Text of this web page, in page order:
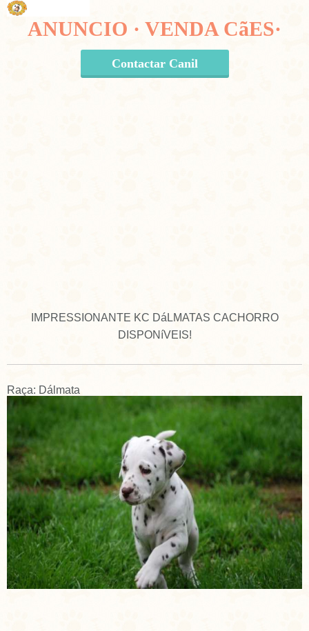
ANUNCIO · VENDA CãES·
Contactar Canil
IMPRESSIONANTE KC DáLMATAS CACHORRO
DISPONíVEIS!
Raça: Dálmata